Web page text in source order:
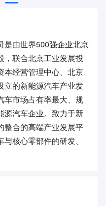
是由世界500强企业北京
，联合北京工业发展投
本经营管理中心、北京
立的新能源汽车产业发
车市场占有率最大、规
源汽车企业。致力于新
整合的高端产业发展平
核心零部件的研发、